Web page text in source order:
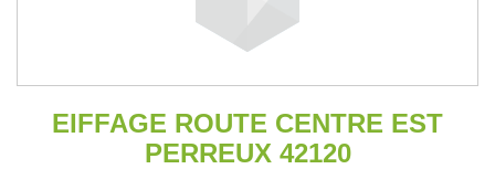
EIFFAGE ROUTE CENTRE EST
PERREUX 42120